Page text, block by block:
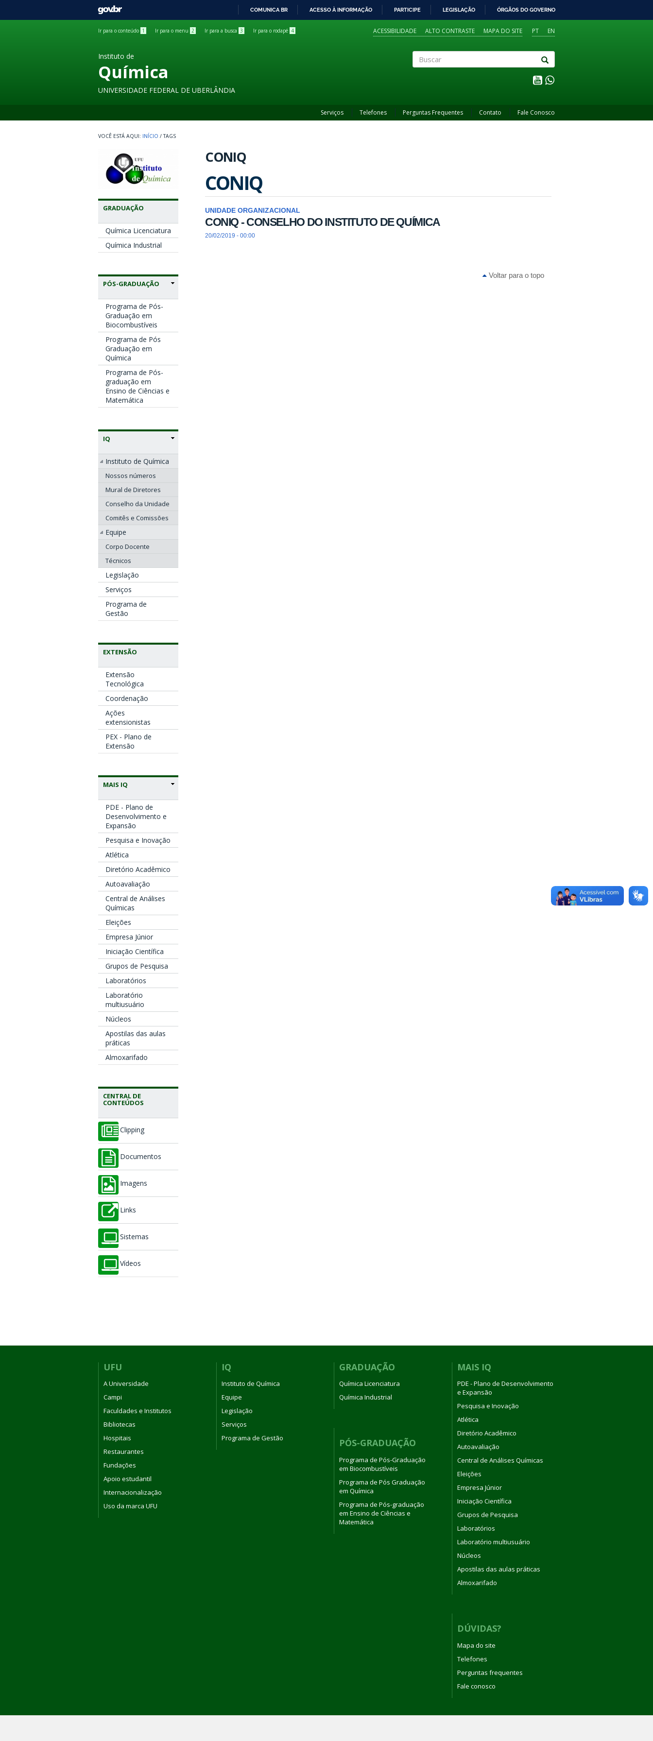
GOVBR
COMUNICA BR ACESSO À INFORMAÇÃO PARTICIPE LEGISLAÇÃO ÓRGÃOS DO GOVERNO
Ir para o conteúdo 1 Ir para o menu 2 Ir para a busca 3 Ir para o rodapé 4 PT EN
ACESSIBILIDADE ALTO CONTRASTE MAPA DO SITE
Instituto de
Química
UNIVERSIDADE FEDERAL DE UBERLÂNDIA
Serviços Telefones Perguntas Frequentes Contato Fale Conosco
INÍCIO / TAGS
GRADUAÇÃO
Química Licenciatura
Química Industrial
PÓS-GRADUAÇÃO
Programa de Pós-
Graduação em
Biocombustíveis
Programa de Pós
Graduação em
Química
Programa de Pós-
graduação em
Ensino de Ciências e
Matemática
IQ
Instituto de Química
Nossos números
Mural de Diretores
Conselho da Unidade
Comitês e Comissões
Equipe
Corpo Docente
Técnicos
Legislação
Serviços
Programa de
Gestão
EXTENSÃO
Extensão
Tecnológica
Coordenação
Ações
extensionistas
PEX - Plano de
Extensão
MAIS IQ
PDE - Plano de
Desenvolvimento e
Expansão
Pesquisa e Inovação
Atlética
Diretório Acadêmico
Autoavaliação
Central de Análises
Químicas
Eleições
Empresa Júnior
Iniciação Científica
Grupos de Pesquisa
Laboratórios
Laboratório
multiusuário
Núcleos
Apostilas das aulas
práticas
Almoxarifado
CENTRAL DE
CONTEÚDOS
Clipping
Documentos
Imagens
Links
Sistemas
Vídeos
CONIQ
CONIQ
UNIDADE ORGANIZACIONAL
CONIQ - CONSELHO DO INSTITUTO DE QUÍMICA
20/02/2019 - 00:00
Voltar para o topo
UFU
A Universidade
Campi
Faculdades e Institutos
Bibliotecas
Hospitais
Restaurantes
Fundações
Apoio estudantil
Internacionalização
Uso da marca UFU
IQ
Instituto de Química
Equipe
Legislação
Serviços
Programa de Gestão
GRADUAÇÃO
Química Licenciatura
Química Industrial
PÓS-GRADUAÇÃO
Programa de Pós-Graduação
em Biocombustíveis
Programa de Pós Graduação
em Química
Programa de Pós-graduação
em Ensino de Ciências e
Matemática
MAIS IQ
PDE - Plano de Desenvolvimento
e Expansão
Pesquisa e Inovação
Atlética
Diretório Acadêmico
Autoavaliação
Central de Análises Químicas
Eleições
Empresa Júnior
Iniciação Científica
Grupos de Pesquisa
Laboratórios
Laboratório multiusuário
Núcleos
Apostilas das aulas práticas
Almoxarifado
DÚVIDAS?
Mapa do site
Telefones
Perguntas frequentes
Fale conosco